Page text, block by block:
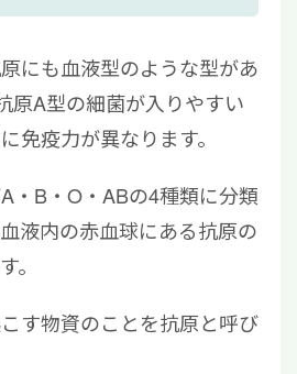
しよう
にも血液型のような型があ
原A型の細菌が入りやすい
免疫力が異なります。
・B・O・ABの4種類に分類
液内の赤血球にある抗原の
。
す物資のことを抗原と呼び